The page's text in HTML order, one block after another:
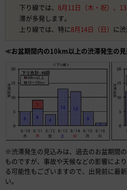
下り線では、 8月11日（木・祝）、
滞が多発します。
上り線では、特に8月14日（日） に
≪お盆期間内の10km以上の渋滞発生の
※渋滞発生の見込みは、過去のお盆期間
ものですが、事故や天候などの影響によ
る可能性もございますので、出発前に最
い。